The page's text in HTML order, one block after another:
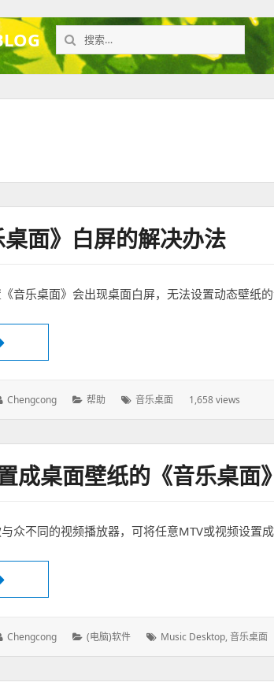
搜
索：
面》白屏的解决办法
音乐桌面》会出现桌面白屏，无法设置动态壁纸
置《音乐桌面》白屏的解决办法
作
Chengcong
分
帮助
标
音乐桌面 1,658 views
成桌面壁纸的《音乐桌面
与众不同的视频播放器，可将任意MTV或视频设置
将MV设置成桌面壁纸的《音乐桌面》正式发布啦！
作
Chengcong
分
(电脑)软件
标
Music Desktop,音乐桌面